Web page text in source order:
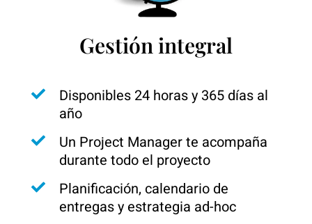
Gestión integral
Disponibles 24 horas y 365 días al
año
Un Project Manager te acompaña
durante todo el proyecto
Planificación, calendario de
entregas y estrategia ad-hoc